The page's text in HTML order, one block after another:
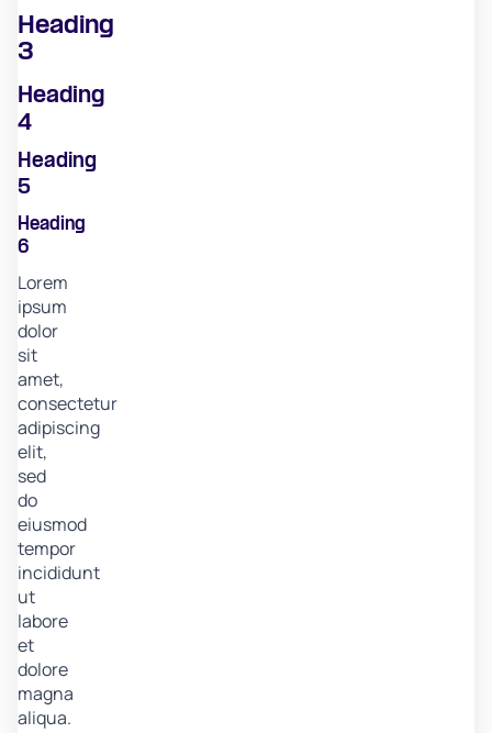
Heading
3
Heading
4
Heading
5
Heading
6
Lorem
ipsum
dolor
sit
amet,
consectetur
adipiscing
elit,
sed
do
eiusmod
tempor
incididunt
ut
labore
et
dolore
magna
aliqua.